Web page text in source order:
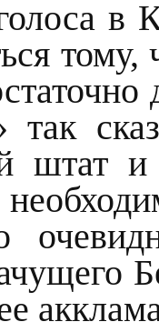
тому,
так
штат